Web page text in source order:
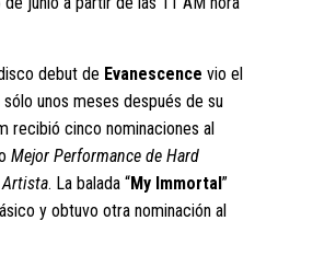
debut de Evanescence vio el
unos meses después de su
recibió cinco nominaciones al
Mejor Performance de Hard
. La balada “My Immortal”
y obtuvo otra nominación al